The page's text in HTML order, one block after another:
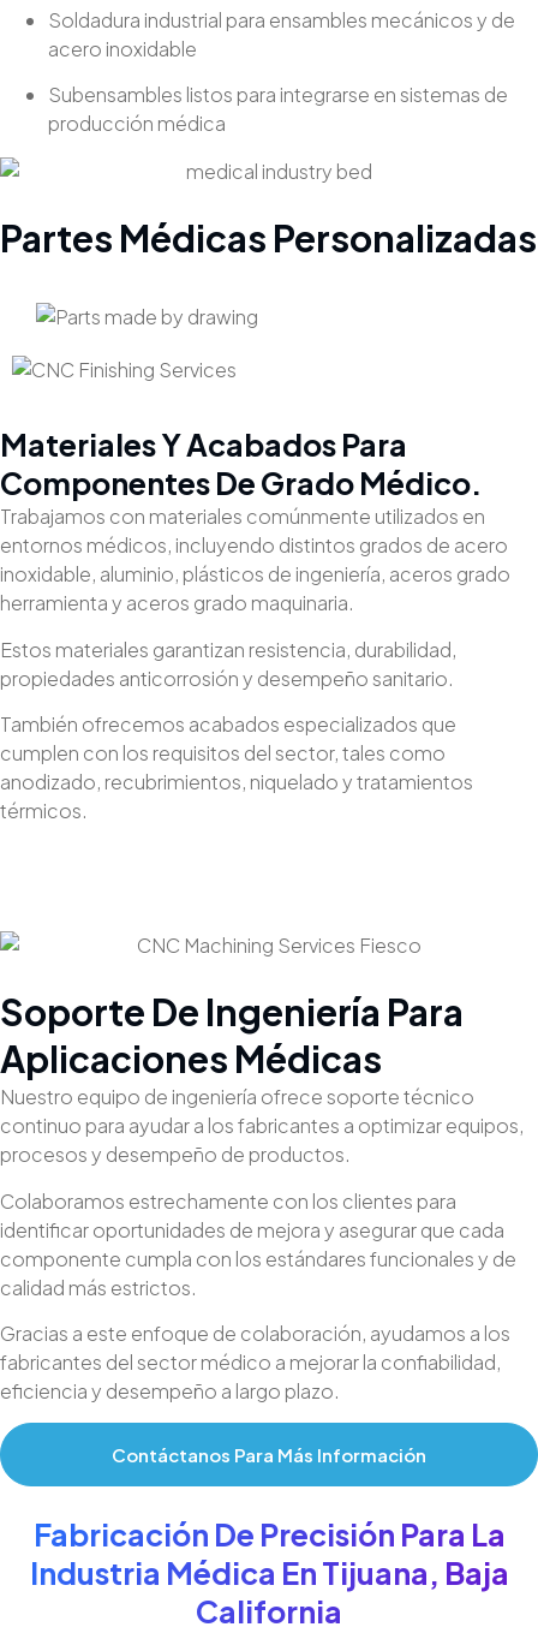
Soldadura industrial para ensambles mecánicos y de
acero inoxidable
Subensambles listos para integrarse en sistemas de
producción médica
Partes Médicas Personalizadas
Materiales Y Acabados Para
Componentes De Grado Médico.
Trabajamos con materiales comúnmente utilizados en
entornos médicos, incluyendo distintos grados de acero
inoxidable, aluminio, plásticos de ingeniería, aceros grado
herramienta y aceros grado maquinaria.
Estos materiales garantizan resistencia, durabilidad,
propiedades anticorrosión y desempeño sanitario.
También ofrecemos acabados especializados que
cumplen con los requisitos del sector, tales como
anodizado, recubrimientos, niquelado y tratamientos
térmicos.
Soporte De Ingeniería Para
Aplicaciones Médicas​
Nuestro equipo de ingeniería ofrece soporte técnico
continuo para ayudar a los fabricantes a optimizar equipos,
procesos y desempeño de productos.
Colaboramos estrechamente con los clientes para
identificar oportunidades de mejora y asegurar que cada
componente cumpla con los estándares funcionales y de
calidad más estrictos.
Gracias a este enfoque de colaboración, ayudamos a los
fabricantes del sector médico a mejorar la confiabilidad,
eficiencia y desempeño a largo plazo.
Contáctanos Para Más Información
Fabricación De Precisión Para La
Industria Médica En Tijuana, Baja
California